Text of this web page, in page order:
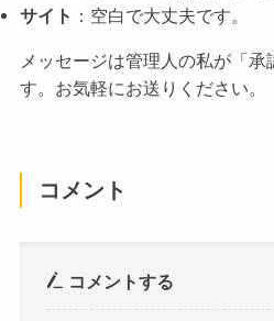
サイト ：空白で大丈夫です。
メッセージは管理人の私が「承
す。お気軽にお送りください。
コメント
コメントする